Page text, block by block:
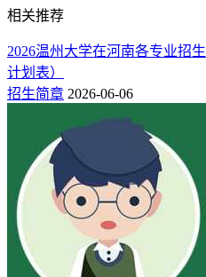
据。
1、物理组
本科批： 吉林师范大学博达学
与安全4人。
院校
招生地
区
吉林师范大学博达学
院
吉林师范大学博达学
江苏
相关推荐
2026温州大学在河南各专业招
计划表）
招生简章 2026-06-06